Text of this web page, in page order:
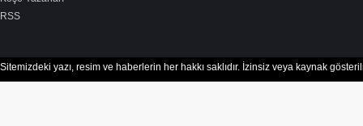
RSS
Sitemizdeki yazı, resim ve haberlerin her hakkı saklıdır. İzinsiz veya kaynak